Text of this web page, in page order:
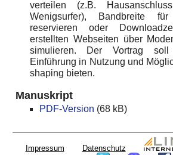
verteilen (z.B.
Wenigsurfer), Bandbreite
reservieren oder
erstellten Webseiten über
simulieren. Der Vortrag
Einführung in Nutzung und
shaping bieten.
Manuskript
PDF-Version (68 kB)
Impressum Datenschutz